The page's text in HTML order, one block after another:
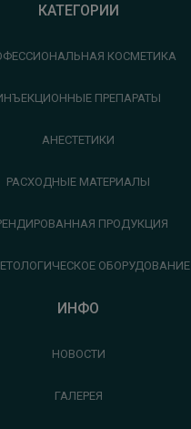
КАТЕГОРИИ
КОСМЕТИКА
ПРЕПАРАТЫ
АНЕСТЕТИКИ
РАСХОДНЫЕ МАТЕРИАЛЫ
ПРОДУКЦИЯ
ОБОРУДОВАНИЕ
ИНФО
НОВОСТИ
ГАЛЕРЕЯ